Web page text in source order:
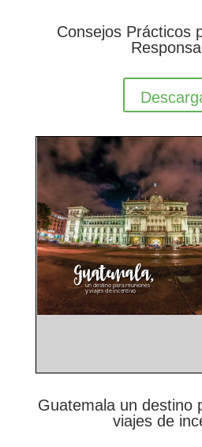
Consejos Prácticos
Guatemala un destino
viajes de